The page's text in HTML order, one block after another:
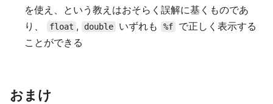
を使え、という教えはおそらく誤解に基くものであ
り、
float , double いずれも %f
で正しく表示する
ことができる
おまけ